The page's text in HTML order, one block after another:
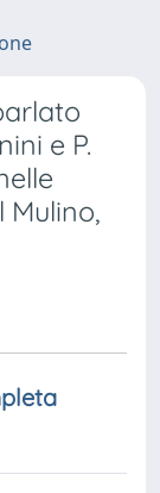
e P.
Mulino,